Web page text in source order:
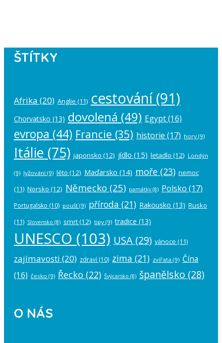
ŠTÍTKY
Afrika (20) Anglie (11) cestování(91)
Chorvatsko (13) dovolená (49) Egypt(16)
evropa (44) Francie (35) historie (17) hory (9)
Itálie (75) japonsko (12) jídlo (15) letadlo (12) Londýn
(9) lyžování (9) léto (12) Maďarsko (14) moře (23) nemoc
(11) Norsko (12) Německo (25) památky(8) Polsko (17)
Portugalsko (10) poušť(9) příroda (21) Rakousko (13) Rusko
(11) Slovensko (8) smrt(12) tipy (9) tradice (13)
UNESCO (103) USA (29) vánoce (11)
zajímavosti (20) zdraví (10) zima (21) zvířata (9) Čína
(16) česko (9) Řecko (22) Švýcarsko (8) španělsko (28)
O NÁS